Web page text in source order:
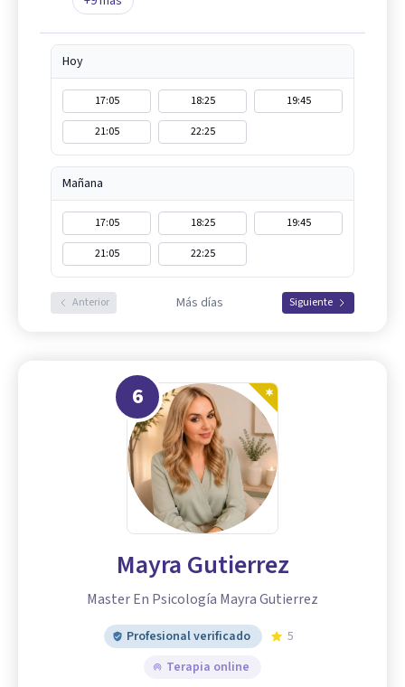
Hoy
17:05 18:25
19:45
21:05
22:25
Mañana
17:05 18:25
19:45
21:05
22:25
Anterior Más días Siguiente
6
Mayra Gutierrez
Master En Psicología Mayra Gutierrez
Profesional verificado
5
Terapia online